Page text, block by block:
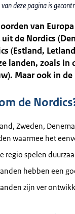
deze pagina is
van
de Nordics
(Estland,
landen, zoals in
Maar ook in de
de
Zweden,
waarmee het
regio spelen
hebben een
zijn ver